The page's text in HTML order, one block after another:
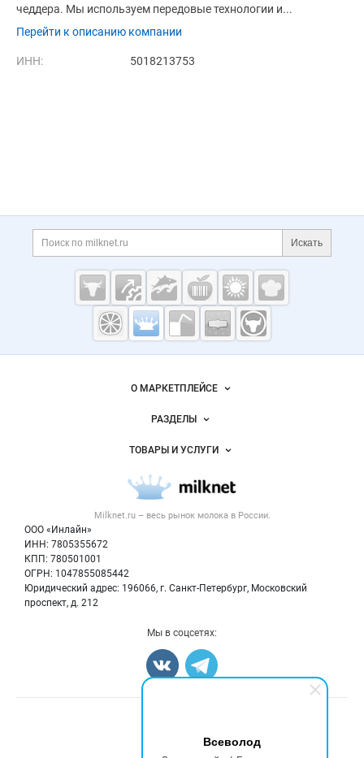
Всеволод
чеддера. Мы используем передовые технологии и...
Перейти к описанию компании
ИНН: 5018213753
Дополнительная информация
Поиск по сайту и
Искать
Cсылки на полезные проекты
Молочная
промышленность
Milknet.ru
Важные разделы и контакты
Milknet.ru – весь рынок молокав России.
ООО «Инлайн»
ИНН: 7805355672
КПП: 780501001
ОГРН: 1047855085442
Юридический адрес: 196066, г. Санкт-Петербург, Московский
проспект, д. 212
Навигация по сайтуО МАРКЕТПЛЕЙСЕ
Новости Milknet.ru
Размещение рекламы
Публичная оферта
Контактная информация
Политика обработки персональных данных
РАЗДЕЛЫ
Объявления
Новости рынка
ТОВАРЫ И УСЛУГИ
Молочная продукция
Вторичное сырье
Оборудование
Мы в соцсетях: